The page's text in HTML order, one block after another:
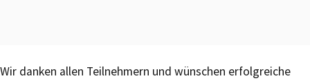
Wir danken allen Teilnehmern und wünschen erfolgreiche